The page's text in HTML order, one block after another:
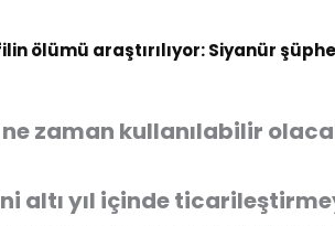
ölümü araştırılıyor: Siyanür
zaman kullanılabilir
altı yıl içinde